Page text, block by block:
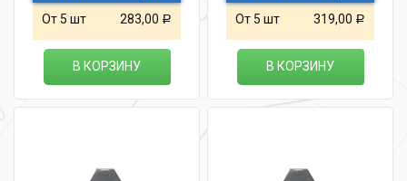
От 5 шт 283,00 Р
В КОРЗИНУ
От 5 шт 319,00 Р
В КОРЗИНУ